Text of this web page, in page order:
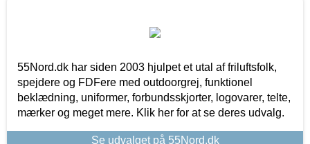
55Nord.dk har siden 2003 hjulpet et utal af friluftsfolk,
spejdere og FDFere med outdoorgrej, funktionel
beklædning, uniformer, forbundsskjorter, logovarer, telte,
mærker og meget mere. Klik her for at se deres udvalg.
Se udvalget på 55Nord.dk